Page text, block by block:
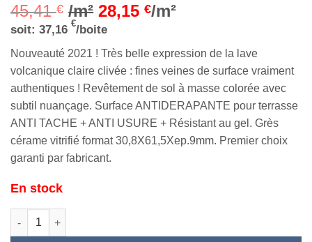
45,41€ /m² 28,15€/m²
soit: 37,16 €/boite
Nouveauté 2021 ! Très belle expression de la lave
volcanique claire clivée : fines veines de surface vraiment
authentiques ! Revêtement de sol à masse colorée avec
subtil nuançage. Surface ANTIDERAPANTE pour terrasse
ANTI TACHE + ANTI USURE + Résistant au gel. Grès
cérame vitrifié format 30,8X61,5Xep.9mm. Premier choix
garanti par fabricant.
En stock
quantité de NY Film Grey 30x60